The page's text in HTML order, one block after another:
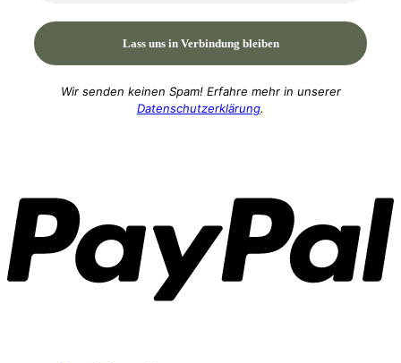
Wir senden keinen Spam! Erfahre mehr in unserer
Datenschutzerklärung.